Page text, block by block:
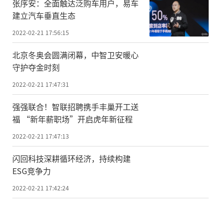
张序安：全面触达泛购车用户，易车
建立汽车垂直生态
2022-02-21 17:56:15
北京冬奥会圆满闭幕，中智卫安暖心
守护夺金时刻
2022-02-21 17:47:31
强强联合！智联招聘携手丰巢开工送
福 “新年薪职场”开启虎年新征程
2022-02-21 17:47:13
闪回科技深耕循环经济，持续构建
ESG竞争力
2022-02-21 17:42:24